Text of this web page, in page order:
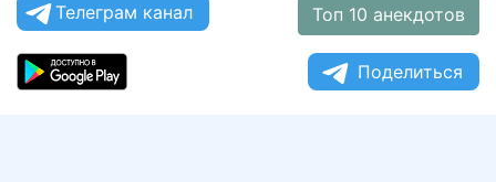
Телеграм канал Топ 10 анекдотов
Поделиться